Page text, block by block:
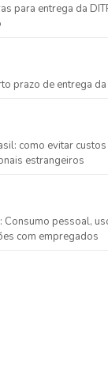
para entrega da
prazo de entrega
como evitar
estrangeiros
Consumo pessoal,
com empregados